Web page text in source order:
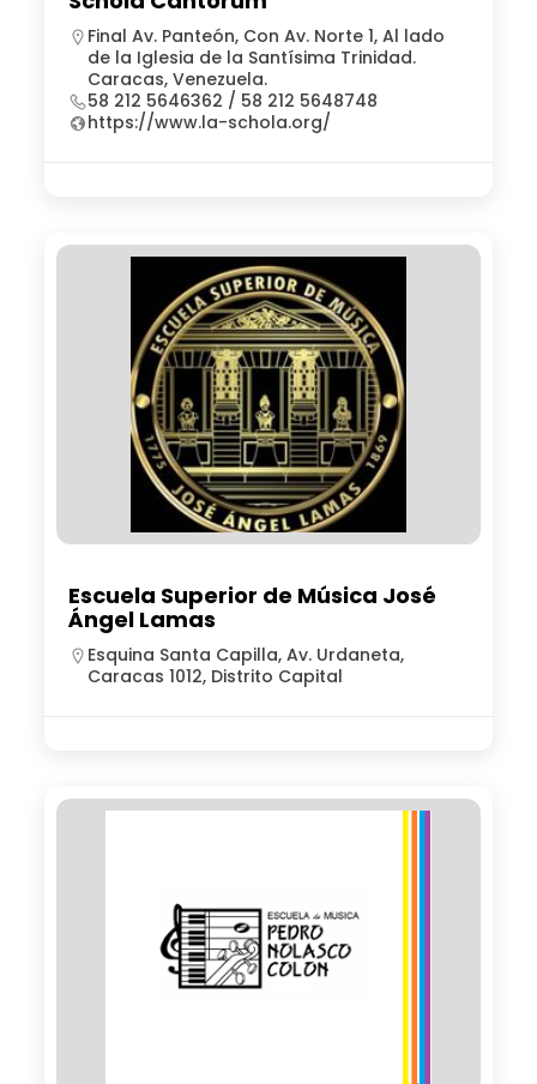
Final Av. Panteón, Con Av. Norte 1, Al lado
de la Iglesia de la Santísima Trinidad.
Caracas, Venezuela.
58 212 5646362 / 58 212 5648748
https://www.la-schola.org/
Escuela Superior de Música José
Ángel Lamas
Esquina Santa Capilla, Av. Urdaneta,
Caracas 1012, Distrito Capital